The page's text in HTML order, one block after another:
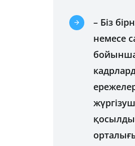
– Біз
немесе